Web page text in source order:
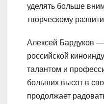
уделять больше
творческому
Алексей Бардуков —
российской
талантом и
больших высот в
продолжает